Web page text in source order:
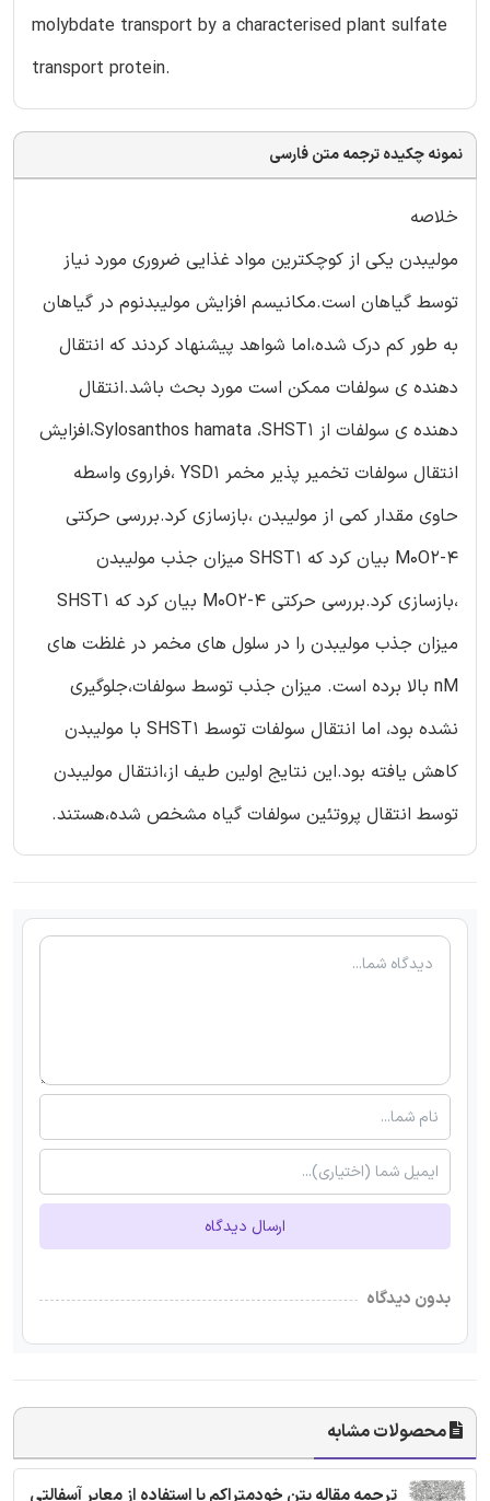
molybdate transport by a characterised plant sulfate
transport protein.
نمونه چکیده ترجمه متن فارسی
خلاصه
مولیبدن یکی از کوچکترین مواد غذایی ضروری مورد نیاز
توسط گیاهان است.مکانیسم افزایش مولیبدنوم در گیاهان
به طور کم درک شده،اما شواهد پیشنهاد کردند که انتقال
دهنده ی سولفات ممکن است مورد بحث باشد.انتقال
دهنده ی سولفات از Sylosanthos hamata ،SHST1،افزایش
انتقال سولفات تخمیر پذیر مخمر YSD1 ،فراروی واسطه
حاوی مقدار کمی از مولیبدن ،بازسازی کرد.بررسی حرکتی
M0O2-4 بیان کرد که SHST1 میزان جذب مولیبدن
،بازسازی کرد.بررسی حرکتی M0O2-4 بیان کرد که SHST1
میزان جذب مولیبدن را در سلول های مخمر در غلظت های
nM بالا برده است. میزان جذب توسط سولفات،جلوگیری
نشده بود، اما انتقال سولفات توسط SHST1 با مولیبدن
کاهش یافته بود.این نتایج اولین طیف از،انتقال مولیبدن
توسط انتقال پروتئین سولفات گیاه مشخص شده،هستند.
ارسال دیدگاه
بدون دیدگاه
محصولات مشابه
ترجمه مقاله بتن خودمتراکم با استفاده از معابر آسفالتی